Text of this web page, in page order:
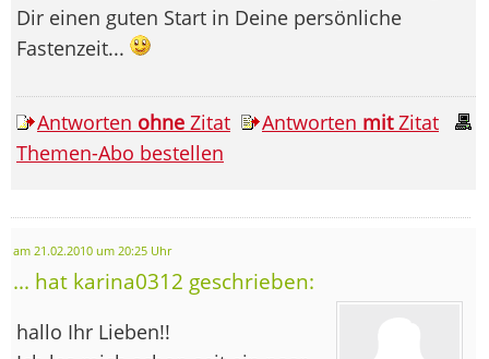
Dir einen guten Start in Deine persönliche
Fastenzeit...
Antworten ohne Zitat Antworten mitZitat
Themen-Abo bestellen
am 21.02.2010 um 20:25 Uhr
... hat karina0312 geschrieben:
hallo Ihr Lieben!!